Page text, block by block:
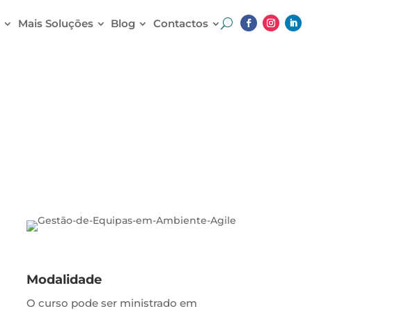
Mais Soluções Blog Contactos
Modalidade
O curso pode ser ministrado em